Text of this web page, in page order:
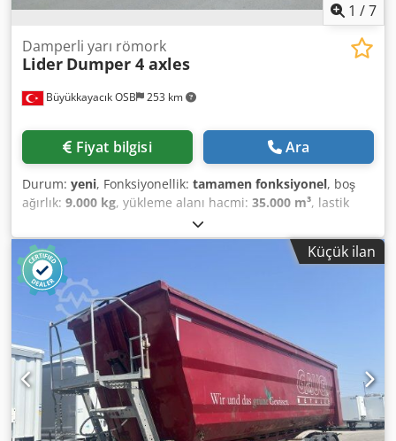
1 /7
Büyükkayacık OSB 253 km
Damperli yarı römork
Lider Dumper 4 axles
Fiyat bilgisi Ara
Durum: yeni, Fonksiyonellik: tamamen fonksiyonel, boş
ağırlık: 9.000 kg, yükleme alanı hacmi: 35.000 m³, lastik
, Üretim yılı:
60.000 kg, şasi üreticisi:Lider, Donanım:ABS, 2025 TİPPER
SEMİ TRAİLER Lider Trailer for Heavy-Duty Trailers High
Quality and Durability Manufacturing EU Standards One-
year warranty for manufacturing defects Crjdpfjrcb N Eex
Amgef Double Line Brake Systems or EBS Systems
Customer Requested Colour. 2026 Production.
Küçük ilan